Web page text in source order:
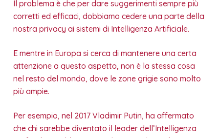
Il problema è che per dare suggerimenti sempre più
corretti ed efficaci, dobbiamo cedere una parte della
nostra privacy ai sistemi di Intelligenza Artificiale.
E mentre in Europa si cerca di mantenere una certa
attenzione a questo aspetto, non è la stessa cosa
nel resto del mondo, dove le zone grigie sono molto
più ampie.
Per esempio, nel 2017 Vladimir Putin, ha affermato
che chi sarebbe diventato il leader dell’Intelligenza